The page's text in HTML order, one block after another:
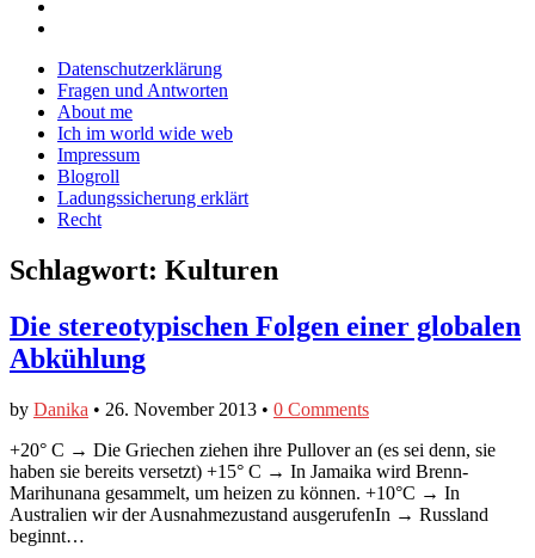
Facebook
anzeigen
Twitter
anzeigen
auf
Instagram
anzeigen
Main
menu
Skip
content
Datenschutzerklärung
Fragen und Antworten
About me
Ich im world wide web
Impressum
Blogroll
Ladungssicherung erklärt
Recht
Schlagwort: Kulturen
Die stereotypischen Folgen einer globalen
Abkühlung
by Danika • 26. November 2013 • 0 Comments
+20° C → Die Griechen ziehen ihre Pullover an (es sei denn, sie
haben sie bereits versetzt) +15° C → In Jamaika wird Brenn-
Marihunana gesammelt, um heizen zu können. +10°C → In
Australien wir der Ausnahmezustand ausgerufenIn → Russland
beginnt…